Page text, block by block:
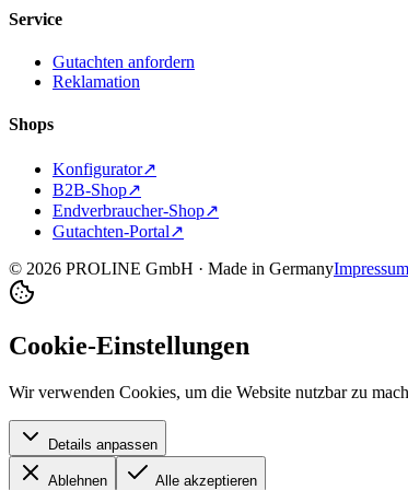
Service
Gutachten anfordern
Reklamation
Shops
Konfigurator↗
B2B-Shop↗
Endverbraucher-Shop↗
Gutachten-Portal↗
© 2026 PROLINE GmbH · Made in GermanyImpressum
Cookie-Einstellungen
Wir verwenden Cookies, um die Website nutzbar zu
Details anpassen
Ablehnen Alle akzeptieren